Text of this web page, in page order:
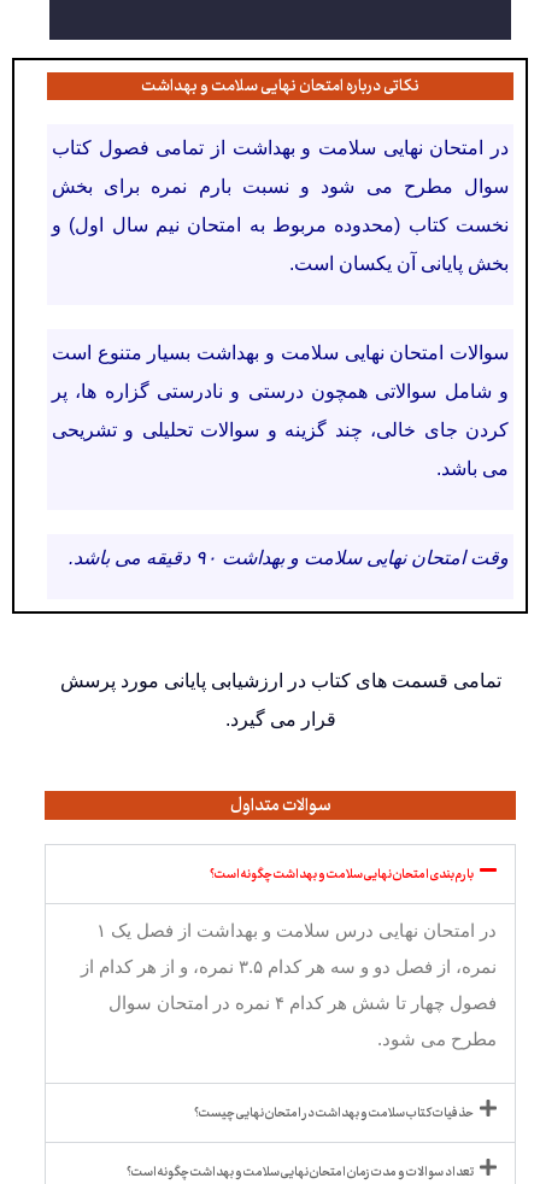
نکاتی درباره امتحان نهایی سلامت و بهداشت
در امتحان نهایی سلامت و بهداشت از تمامی فصول کتاب
سوال مطرح می شود و نسبت بارم نمره برای بخش
نخست کتاب (محدوده مربوط به امتحان نیم سال اول) و
بخش پایانی آن یکسان است.
سوالات امتحان نهایی سلامت و بهداشت بسیار متنوع است
و شامل سوالاتی همچون درستی و نادرستی گزاره ها، پر
کردن جای خالی، چند گزینه و سوالات تحلیلی و تشریحی
می باشد.
وقت امتحان نهایی سلامت و بهداشت ۹۰ دقیقه می باشد.
تمامی قسمت های کتاب در ارزشیابی پایانی مورد پرسش
قرار می گیرد.
سوالات متداول
بارم بندی امتحان نهایی سلامت و بهداشت چگونه است؟
در امتحان نهایی درس سلامت و بهداشت از فصل یک ۱
نمره، از فصل دو و سه هر کدام ۳.۵ نمره، و از هر کدام از
فصول چهار تا شش هر کدام ۴ نمره در امتحان سوال
مطرح می شود.
حذفیات کتاب سلامت و بهداشت در امتحان نهایی چیست؟
تعداد سوالات و مدت زمان امتحان نهایی سلامت و بهداشت چگونه است؟